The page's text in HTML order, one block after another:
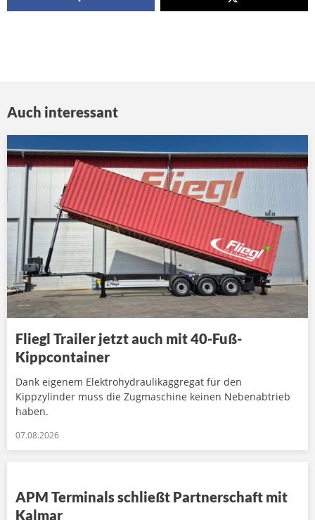
Auch interessant
Fliegl Trailer jetzt auch mit 40-Fuß-
Kippcontainer
Dank eigenem Elektrohydraulikaggregat für den
Kippzylinder muss die Zugmaschine keinen Nebenabtrieb
haben.
07.08.2026
APM Terminals schließt Partnerschaft mit
Kalmar